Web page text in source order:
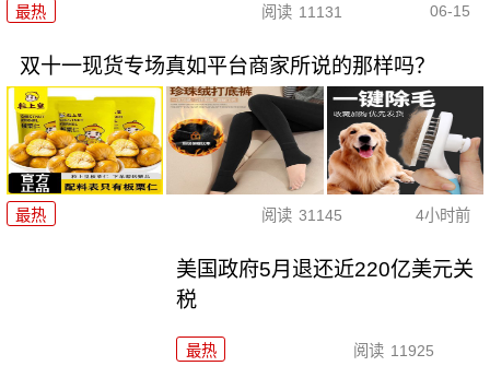
最热 阅读 11131 06-15
双十一现货专场真如平台商家所说的那样吗？
最热 阅读 31145 4小时前
美国政府5月退还近220亿美元关
税
最热 阅读 11925